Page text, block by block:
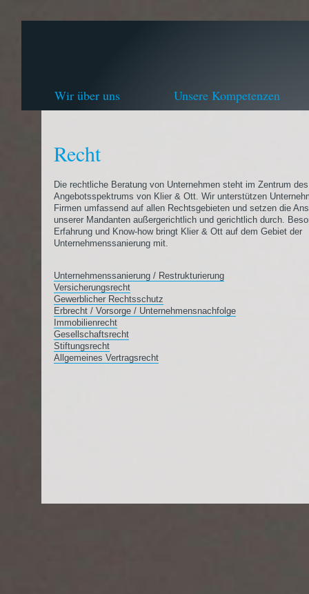
Wir über uns Unsere Kompetenzen
Recht
Die rechtliche Beratung von Unternehmen steht im Zentrum des
Angebotsspektrums von Klier & Ott. Wir unterstützen
Firmen umfassend auf allen Rechtsgebieten und setzen die
unserer Mandanten außergerichtlich und gerichtlich durch.
Erfahrung und Know-how bringt Klier & Ott auf dem Gebiet der
Unternehmenssanierung mit.
Unternehmenssanierung / Restrukturierung
Versicherungsrecht
Gewerblicher Rechtsschutz
Erbrecht / Vorsorge / Unternehmensnachfolge
Immobilienrecht
Gesellschaftsrecht
Stiftungsrecht
Allgemeines Vertragsrecht